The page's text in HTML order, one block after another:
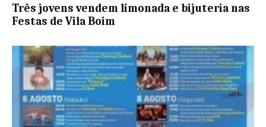
Três jovens vendem limonada e bijuteria nas
Festas de Vila Boim